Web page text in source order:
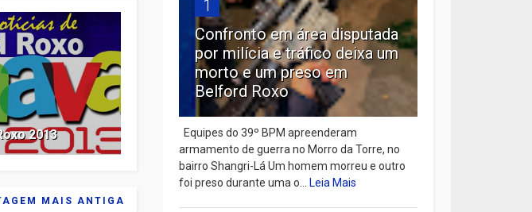
2013
MAIS ANTIGA
1
Confronto em área disputada
por milícia e tráfico deixa um
morto e um preso em
Belford Roxo
Equipes do 39º BPM apreenderam
armamento de guerra no Morro da Torre, no
bairro Shangri-Lá Um homem morreu e outro
foi preso durante uma o...Leia Mais